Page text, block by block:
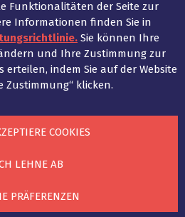
Funktionalitäten der Seite zur
Informationen finden Sie in
Sie können Ihre
und Ihre Zustimmung zur
erteilen, indem Sie auf der Website
Zustimmung“ klicken.
COOKIES
LEHNE AB
PRÄFERENZEN
BG